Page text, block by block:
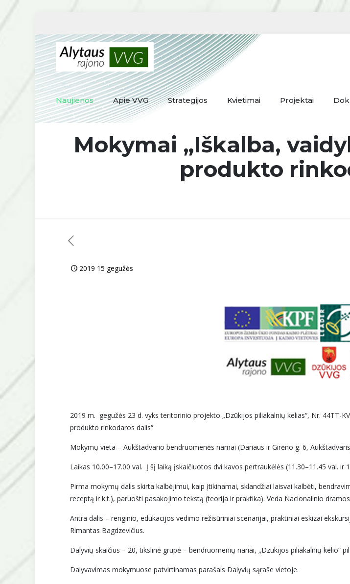
Naujienos Apie VVG Strategijos Kvietimai Projektai
Mokymai „Iškalba,
produkto
2019 15 gegužės
2019 m. gegužės 23 d. vyks teritorinio projekto „Dzūkijos piliakalnių kelias“, Nr. 44TT-
produkto rinkodaros dalis“
Mokymų vieta – Aukštadvario bendruomenės namai (Dariaus ir Girėno g. 6,
Laikas 10.00–17.00 val. Į šį laiką įskaičiuotos dvi kavos pertraukėlės (11.30–11.45 val. ir
Pirma mokymų dalis skirta kalbėjimui, kaip įtikinamai, sklandžiai laisvai kalbėti,
receptą ir k.t.), paruošti pasakojimo tekstą (teorija ir praktika). Veda Nacionalinio
Antra dalis – renginio, edukacijos vedimo režisūriniai scenarijai, praktiniai eskizai
Rimantas Bagdzevičius.
Dalyvių skaičius – 20, tikslinė grupė – bendruomenių nariai, „Dzūkijos piliakalnių kelio“
Dalyvavimas mokymuose patvirtinamas parašais Dalyvių sąraše vietoje.